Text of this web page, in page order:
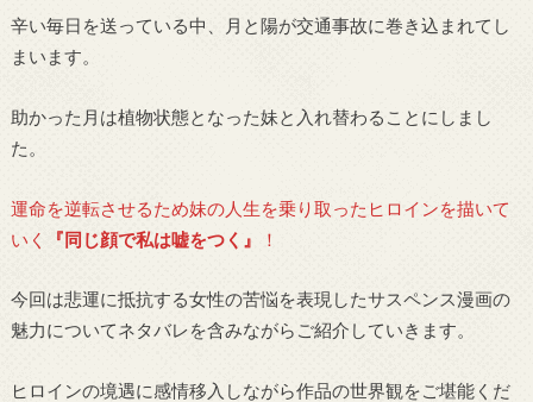
辛い毎日を送っている中、月と陽が交通事故に巻き込まれてし
まいます。
助かった月は植物状態となった妹と入れ替わることにしまし
た。
運命を逆転させるため妹の人生を乗り取ったヒロインを描いて
いく
『同じ顔で私は嘘をつく』 ！
今回は悲運に抵抗する女性の苦悩を表現したサスペンス漫画の
魅力についてネタバレを含みながらご紹介していきます。
ヒロインの境遇に感情移入しながら作品の世界観をご堪能くだ